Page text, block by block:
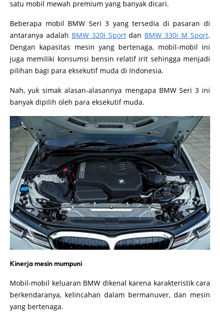
satu mobil mewah premium yang banyak dicari.
Beberapa mobil BMW Seri 3 yang tersedia di pasaran di
antaranya adalah BMW 320i Sportdan BMW 330i M Sport.
Dengan kapasitas mesin yang bertenaga, mobil-mobil ini
juga memiliki konsumsi bensin relatif irit sehingga menjadi
pilihan bagi para eksekutif muda di Indonesia.
Nah, yuk simak alasan-alasannya mengapa BMW Seri 3 ini
banyak dipilih oleh para eksekutif muda.
Kinerja mesin mumpuni
Mobil-mobil keluaran BMW dikenal karena karakteristik cara
berkendaranya, kelincahan dalam bermanuver, dan mesin
yang bertenaga.